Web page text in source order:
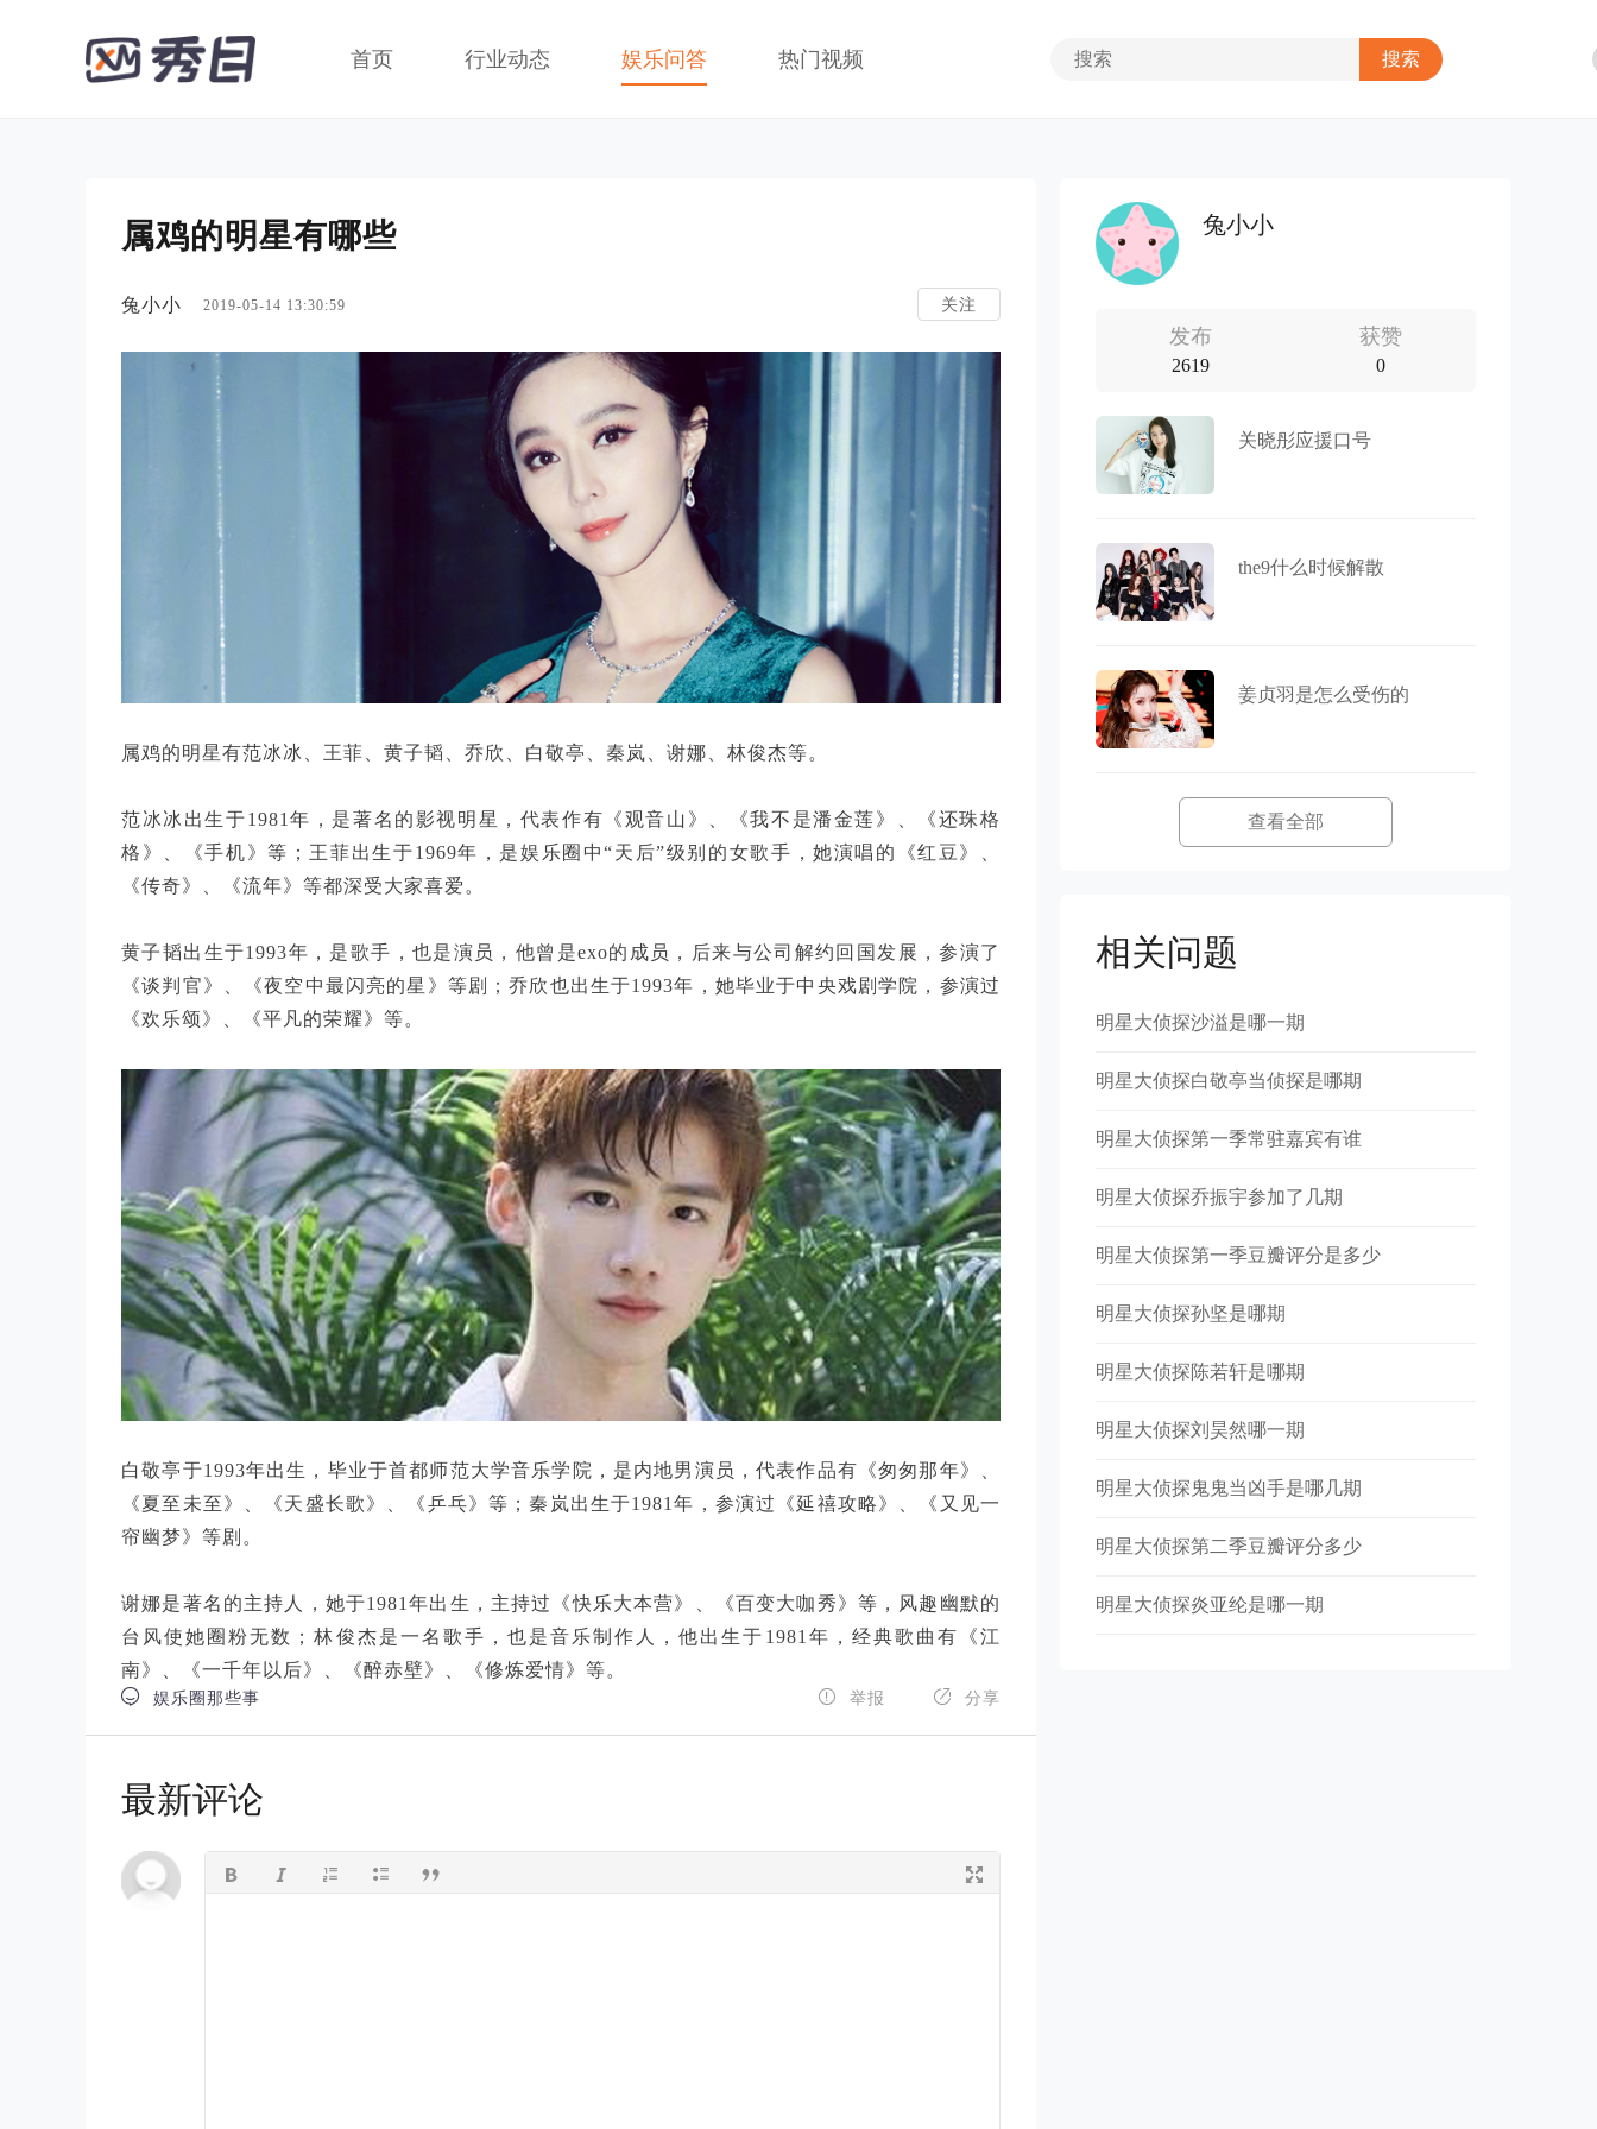
首页 行业动态 娱乐问答 热门视频
属鸡的明星有哪些
兔小小 2019-05-14 13:30:59 关注
属鸡的明星有范冰冰、王菲、黄子韬、乔欣、白敬亭、秦岚、谢娜、林俊杰等。
范冰冰出生于1981年，是著名的影视明星，代表作有《观音山》、《我不是潘金莲》、《还珠格
格》、《手机》等；王菲出生于1969年，是娱乐圈中“天后”级别的女歌手，她演唱的《红豆》、
《传奇》、《流年》等都深受大家喜爱。
黄子韬出生于1993年，是歌手，也是演员，他曾是exo的成员，后来与公司解约回国发展，参演了
《谈判官》、《夜空中最闪亮的星》等剧；乔欣也出生于1993年，她毕业于中央戏剧学院，参演过
《欢乐颂》、《平凡的荣耀》等。
白敬亭于1993年出生，毕业于首都师范大学音乐学院，是内地男演员，代表作品有《匆匆那年》、
《夏至未至》、《天盛长歌》、《乒乓》等；秦岚出生于1981年，参演过《延禧攻略》、《又见一
帘幽梦》等剧。
谢娜是著名的主持人，她于1981年出生，主持过《快乐大本营》、《百变大咖秀》等，风趣幽默的
台风使她圈粉无数；林俊杰是一名歌手，也是音乐制作人，他出生于1981年，经典歌曲有《江
南》、《一千年以后》、《醉赤壁》、《修炼爱情》等。
 娱乐圈那些事  分享
 举报
最新评论
兔小小
发布
2619
获赞
0
关晓彤应援口号
the9什么时候解散
姜贞羽是怎么受伤的
查看全部
相关问题
明星大侦探沙溢是哪一期
明星大侦探白敬亭当侦探是哪期
明星大侦探第一季常驻嘉宾有谁
明星大侦探乔振宇参加了几期
明星大侦探第一季豆瓣评分是多少
明星大侦探孙坚是哪期
明星大侦探陈若轩是哪期
明星大侦探刘昊然哪一期
明星大侦探鬼鬼当凶手是哪几期
明星大侦探第二季豆瓣评分多少
明星大侦探炎亚纶是哪一期